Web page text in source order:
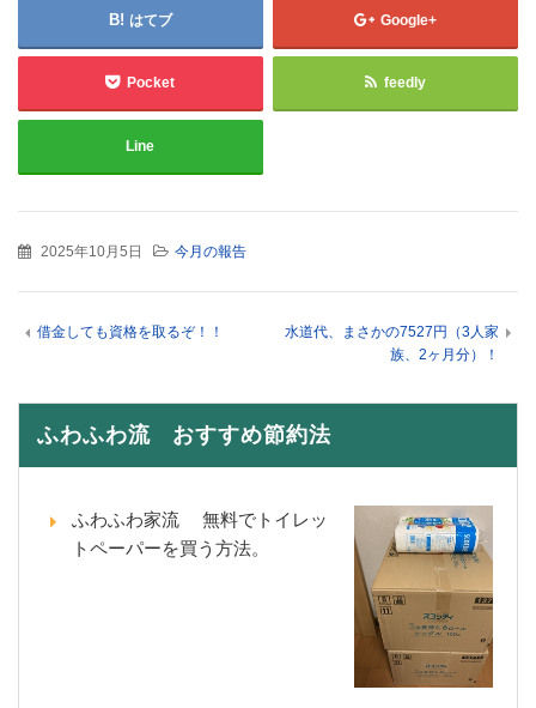
はてブ Google+
Pocket feedly
Line
2025年10月5日 今月の報告
借金しても資格を取るぞ！！
水道代、まさかの7527円（3人家
族、2ヶ月分）！
ふわふわ流 おすすめ節約法
ふわふわ家流 無料でトイレッ
トペーパーを買う方法。